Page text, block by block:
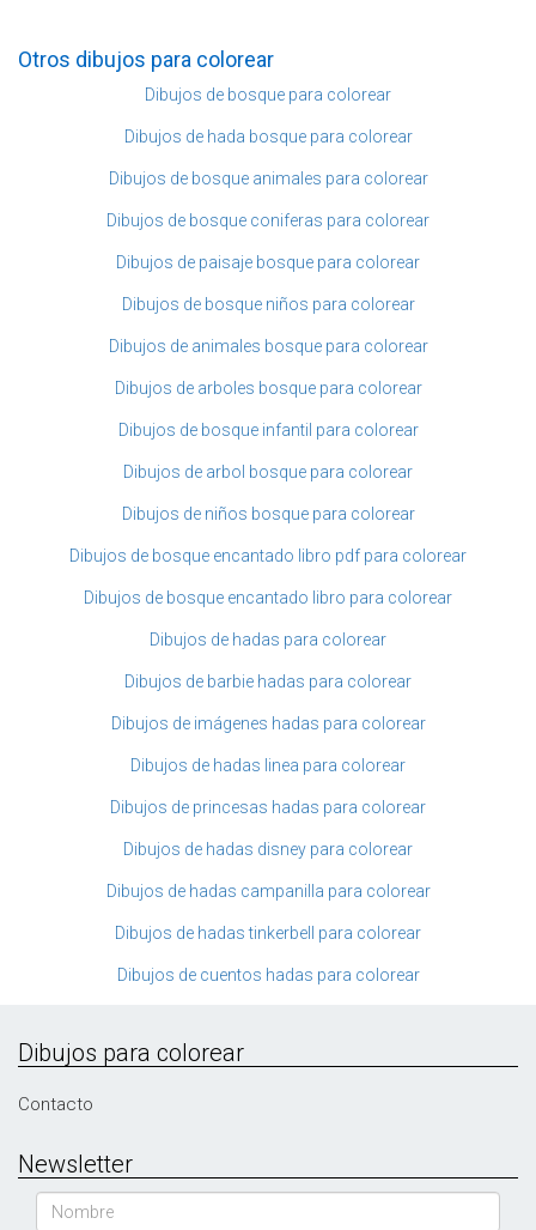
Otros dibujos para colorear
Dibujos de bosque para colorear
Dibujos de hada bosque para colorear
Dibujos de bosque animales para colorear
Dibujos de bosque coniferas para colorear
Dibujos de paisaje bosque para colorear
Dibujos de bosque niños para colorear
Dibujos de animales bosque para colorear
Dibujos de arboles bosque para colorear
Dibujos de bosque infantil para colorear
Dibujos de arbol bosque para colorear
Dibujos de niños bosque para colorear
Dibujos de bosque encantado libro pdf para colorear
Dibujos de bosque encantado libro para colorear
Dibujos de hadas para colorear
Dibujos de barbie hadas para colorear
Dibujos de imágenes hadas para colorear
Dibujos de hadas linea para colorear
Dibujos de princesas hadas para colorear
Dibujos de hadas disney para colorear
Dibujos de hadas campanilla para colorear
Dibujos de hadas tinkerbell para colorear
Dibujos de cuentos hadas para colorear
Dibujos para colorear
Contacto
Newsletter
Nombre